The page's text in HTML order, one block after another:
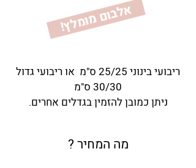
!
א
ל
ב
ום
מ
ומ
ל
ץ
ריבועי בינוני 25/25 ס"מ או
ריבועי גדול
30/30 ס"מ
ניתן כמובן להזמין בגדלים אחרים.
מה המחיר ?